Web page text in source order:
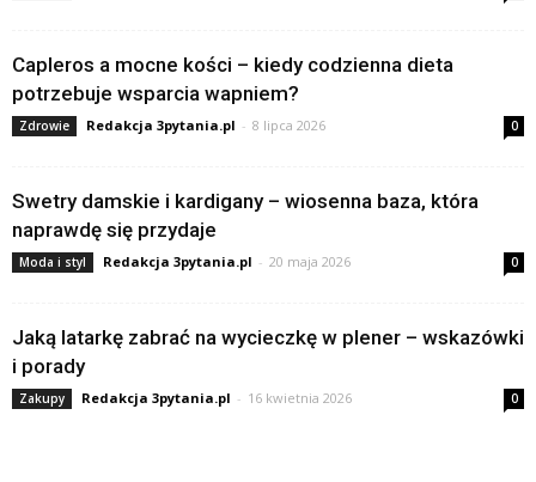
Capleros a mocne kości – kiedy codzienna dieta
potrzebuje wsparcia wapniem?
Zdrowie Redakcja 3pytania.pl - 8 lipca 2026 0
Swetry damskie i kardigany – wiosenna baza, która
naprawdę się przydaje
Moda i styl Redakcja 3pytania.pl - 20 maja 2026 0
Jaką latarkę zabrać na wycieczkę w plener – wskazówki
i porady
Zakupy Redakcja 3pytania.pl - 16 kwietnia 2026 0